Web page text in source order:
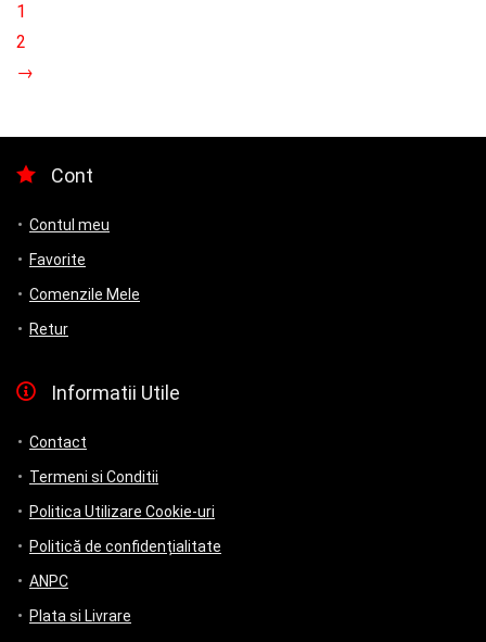
1
2
→
Cont
Contul meu
Favorite
Comenzile Mele
Retur
Informatii Utile
Contact
Termeni si Conditii
Politica Utilizare Cookie-uri
Politică de confidențialitate
ANPC
Plata si Livrare